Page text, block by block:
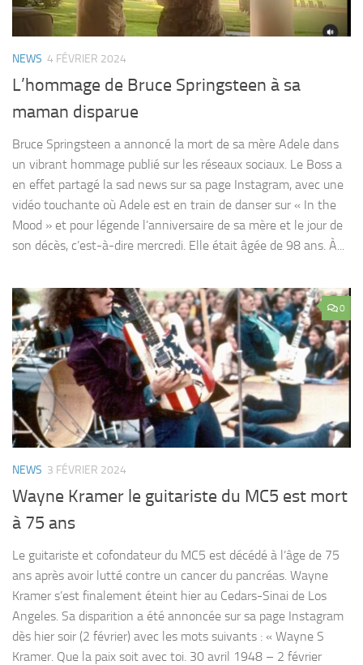
NEWS 4 FÉVRIER 2024
L’hommage de Bruce Springsteen à sa
maman disparue
Bruce Springsteen a annoncé la mort de sa mère Adele dans
un vibrant hommage publié sur les réseaux sociaux. Le Boss a
en effet partagé la sad news sur sa page Instagram, avec une
vidéo touchante où Adele est en train de danser sur « In the
Mood » et pour légende l’anniversaire de sa mère et le jour de
son décès, c’est-à-dire mercredi. Elle était âgée de 98 ans. À...
0
NEWS 3 FÉVRIER 2024
Wayne Kramer le guitariste du MC5 est mort
à 75 ans
Le guitariste et cofondateur du MC5 est décédé à l’âge de 75
ans après avoir lutté contre un cancer du pancréas. Wayne
Kramer s’est finalement éteint hier au Cedars-Sinai de Los
Angeles. Sa disparition a été annoncée sur sa page Instagram
dès hier soir (2 février) avec les mots suivants : « Wayne S
Kramer. Que la paix soit avec toi. 30 avril 1948 – 2 février